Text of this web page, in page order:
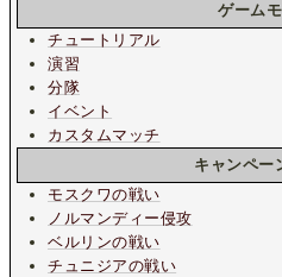
ゲーム
チュートリアル
演習
分隊
イベント
カスタムマッチ
キャンペー
モスクワの戦い
ノルマンディー侵攻
ベルリンの戦い
チュニジアの戦い